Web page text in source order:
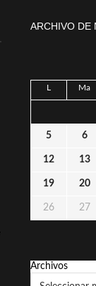
ARCHIVO DE
L Ma
5 6
12 13
19 20
26 27
Archivos